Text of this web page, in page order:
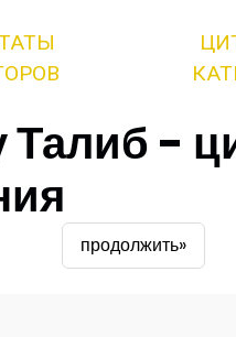
-
продолжить»